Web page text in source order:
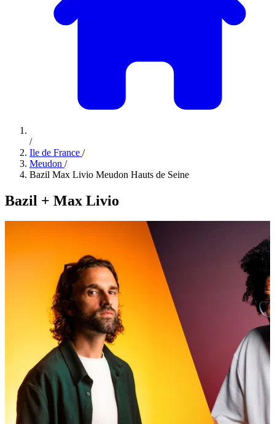
/
Ile de France /
Meudon /
Bazil Max Livio Meudon Hauts de Seine
Bazil + Max Livio